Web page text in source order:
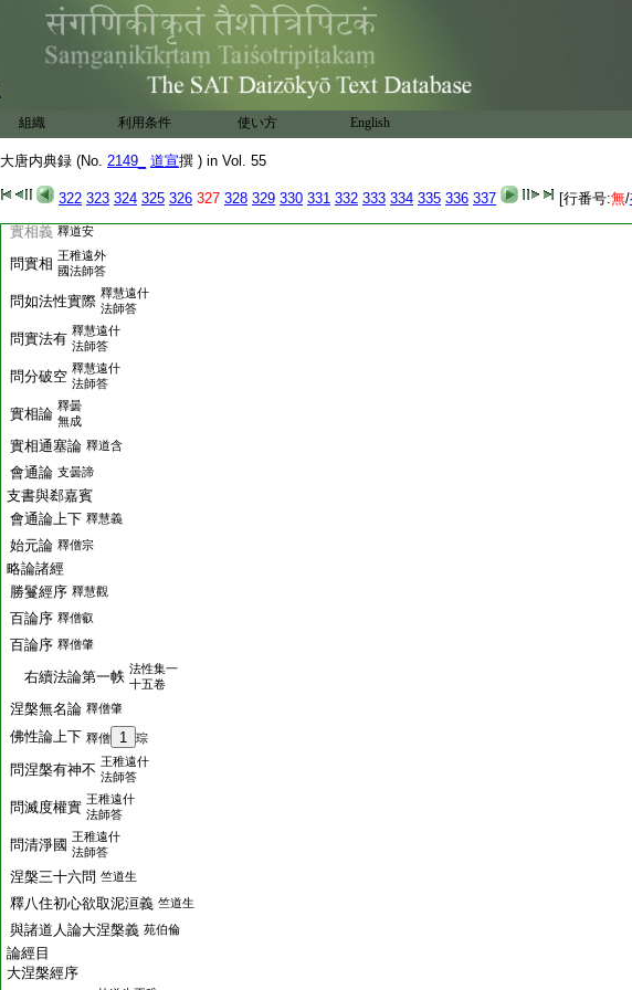
組織 利用条件 使い方 English
大唐内典録 (No. 2149_ 道宣撰 ) in Vol. 55
322 323 324 325 326 327 328 329 330 331 332 333 334 335 336 337 [行番号:無/
本無難問
23 郄嘉賓竺法汰難
24 郄答往返 25 四首
郄與支法師書
桓敬道王稚
遠難桓答
法性論上下 釋慧遠
實相義 釋道安
問實相 王稚遠外
國法師答
問如法性實際 釋慧遠什
法師答
問實法有 釋慧遠什
法師答
問分破空 釋慧遠什
法師答
實相論 釋曇
無成
實相通塞論 釋道含
會通論 支曇諦
支書與郄嘉賓
會通論上下 釋慧義
始元論 釋僧宗
略論諸經
勝鬘經序 釋慧觀
百論序 釋僧叡
百論序 釋僧肇
右續法論第一帙 法性集一
十五卷
涅槃無名論 釋僧肇
佛性論上下 釋僧 1 琮
問涅槃有神不 王稚遠什
法師答
問滅度權實 王稚遠什
法師答
問清淨國 王稚遠什
法師答
涅槃三十六問 竺道生
釋八住初心欲取泥洹義 竺道生
與諸道人論大涅槃義 苑伯倫
論經目
大涅槃經序